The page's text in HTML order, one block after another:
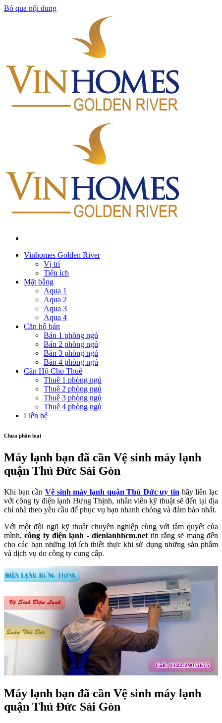
Bỏ qua nội dung
Vinhomes Golden River
Vị trí
Tiện ích
Mặt bằng
Aqua 1
Aqua 2
Aqua 3
Aqua 4
Căn hộ bán
Bán 1 phòng ngủ
Bán 2 phòng ngủ
Bán 3 phòng ngủ
Bán 4 phòng ngủ
Căn Hộ Cho Thuê
Thuê 1 phòng ngủ
Thuê 2 phòng ngủ
Thuê 3 phòng ngủ
Thuê 4 phòng ngủ
Liên hệ
Chưa phân loại
Máy lạnh bạn đã cần Vệ sinh máy lạnh
quận Thủ Đức Sài Gòn
Khi bạn cần Vệ sinh máy lạnh quận Thủ Đức uy tín hãy liên lạc
với công ty điện lạnh Hưng Thịnh, nhân viên kỹ thuật sẽ đến tại địa
chỉ nhà theo yêu cầu để phục vụ bạn nhanh chóng và đảm bảo nhất.
Với một đội ngũ kỹ thuật chuyên nghiệp cùng với tâm quyết của
mình,công ty điện lạnh - dienlanhhcm.net tin rằng sẽ mang đến
cho các bạn những lợi ích thiết thực khi sử dụng những sản phẩm
và dịch vụ do công ty cung cấp.
Máy lạnh bạn đã cần Vệ sinh máy lạnh
quận Thủ Đức Sài Gòn